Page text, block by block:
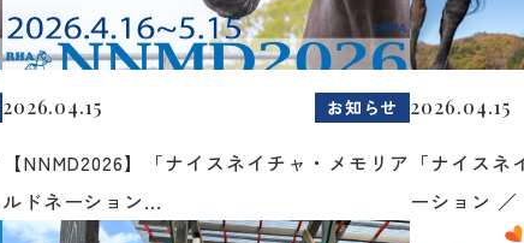
2026.04.15 お知らせ
【NNMD2026】「ナイスネイチャ・メモリア
ルドネーション...
2026.04.15
「ナイス
ーション